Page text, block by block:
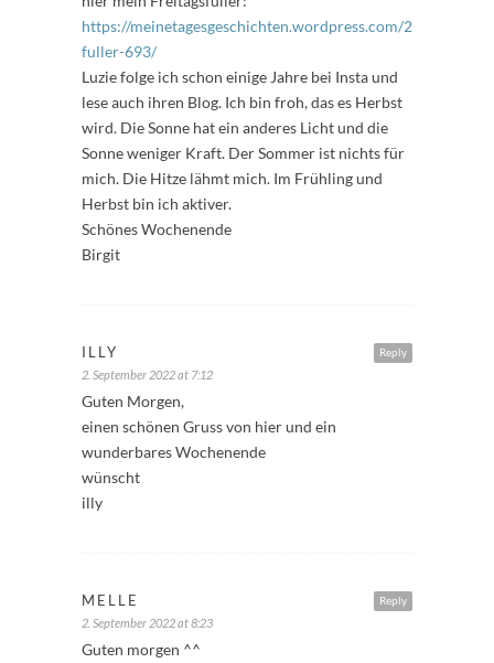
https://meinetagesgeschichten.wordpress.com/2022/09/
fuller-693/
Luzie folge ich schon einige Jahre bei Insta und
lese auch ihren Blog. Ich bin froh, das es Herbst
wird. Die Sonne hat ein anderes Licht und die
Sonne weniger Kraft. Der Sommer ist nichts für
mich. Die Hitze lähmt mich. Im Frühling und
Herbst bin ich aktiver.
Schönes Wochenende
Birgit
Reply
ILLY
2. September 2022 at 7:12
Guten Morgen,
einen schönen Gruss von hier und ein
wunderbares Wochenende
wünscht
illy
Reply
MELLE
2. September 2022 at 8:23
Guten morgen ^^